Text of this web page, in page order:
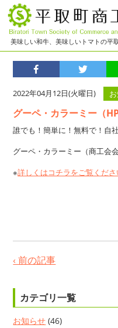
美味しい和牛、美味しいトマトの平
2022年04月12日(火曜日)
グーペ・カラーミー（
誰でも！簡単に！無料で！自
グーペ・カラーミー（商工会
※詳しくはコチラをご覧くださ
‹ 前の記事
カテゴリ一覧
お知らせ (46)